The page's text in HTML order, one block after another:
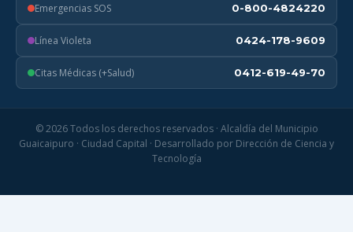
Emergencias SOS 0-800-4824220
Línea Violeta 0424-178-9609
Citas Médicas (+Salud) 0412-619-49-70
© 2026 Todos los derechos reservados · Alcaldía del Municipio
Guaicaipuro · Ciudad Capital · Desarrollado por Dirección de Ciencia y
Tecnología